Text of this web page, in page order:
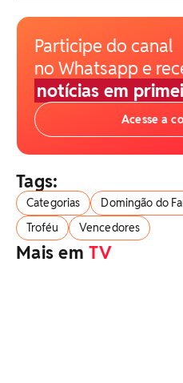
Participe do canal
no Whatsapp e
notícias em
Acesse a
Tags:
Categorias Domingão do
Troféu
Vencedores
Mais emTV